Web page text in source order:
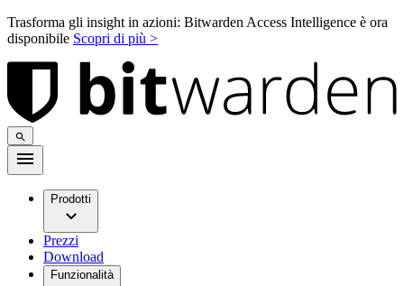
Trasforma gli insight in azioni: Bitwarden Access Intelligence è ora
disponibile Scopri di più >
Prodotti
Prezzi
Download
Funzionalità